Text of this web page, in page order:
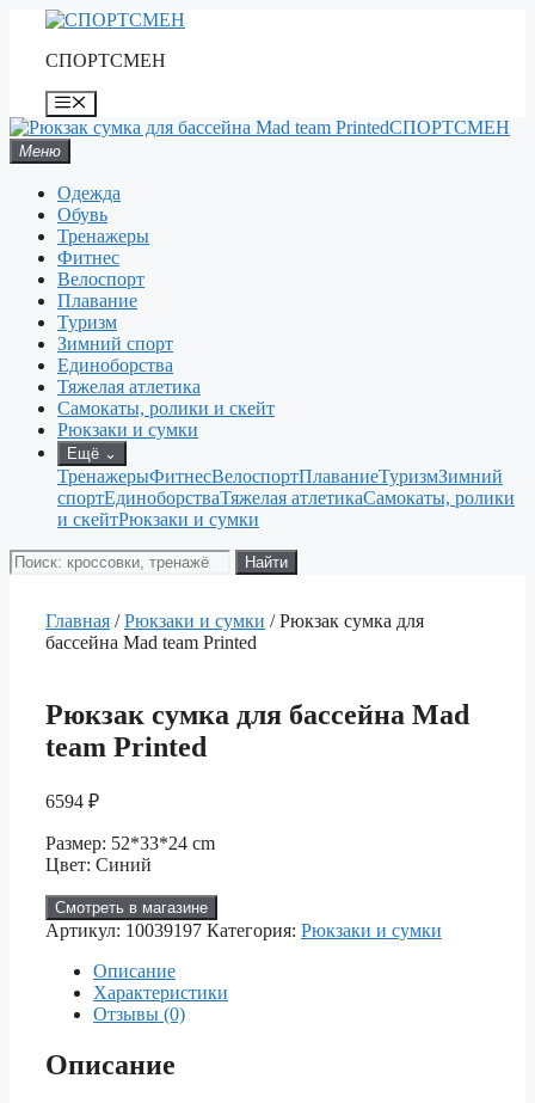
Перейти
содержимому
СПОРТСМЕН
Меню
СПОРТСМЕН
Меню
Одежда
Обувь
Тренажеры
Фитнес
Велоспорт
Плавание
Туризм
Зимний спорт
Единоборства
Тяжелая атлетика
Самокаты, ролики и скейт
Рюкзаки и сумки
Ещё ⌄
ТренажерыФитнесВелоспортПлаваниеТуризмЗимний
спортЕдиноборстваТяжелая атлетикаСамокаты, ролики
и скейтРюкзаки и сумки
Поиск
товаров
Найти
Главная /Рюкзаки и сумки / Рюкзак сумка для
бассейна Mad team Printed
Рюкзак сумка для бассейна Mad
team Printed
6594 ₽
Размер: 52*33*24 cm
Цвет: Синий
Смотреть в магазине
Артикул: 10039197 Категория: Рюкзаки и сумки
Описание
Характеристики
Отзывы (0)
Описание